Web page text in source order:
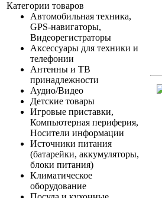
Категории товаров
Автомобильная техника,
GPS-навигаторы,
Видеорегистраторы
Аксессуары для техники и
телефонии
Антенны и ТВ
принадлежности
Аудио/Видео
Детские товары
Игровые приставки,
Компьютерная периферия,
Носители информации
Источники питания
(батарейки, аккумуляторы,
блоки питания)
Климатическое
оборудование